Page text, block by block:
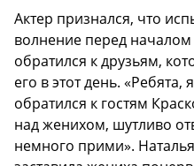
Актер признался, что
волнение перед
обратился к друзьям,
его в этот день.
обратился к гостям
над женихом, шутливо
немного прими».